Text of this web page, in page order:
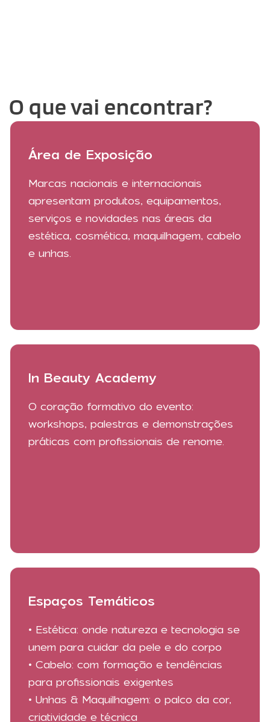
O que vai encontrar?
Área de Exposição
Marcas nacionais e internacionais
apresentam produtos, equipamentos,
serviços e novidades nas áreas da
estética, cosmética, maquilhagem, cabelo
e unhas.
In Beauty Academy
O coração formativo do evento:
workshops, palestras e demonstrações
práticas com profissionais de renome.
Espaços Temáticos
• Estética: onde natureza e tecnologia se
unem para cuidar da pele e do corpo
• Cabelo: com formação e tendências
para profissionais exigentes
• Unhas & Maquilhagem: o palco da cor,
criatividade e técnica